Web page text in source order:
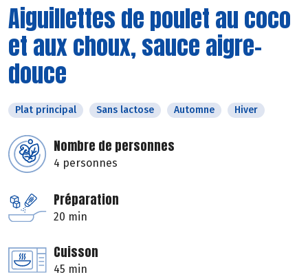
Aiguillettes de poulet au coco
et aux choux, sauce aigre-
douce
Plat principal Sans lactose Automne Hiver
Nombre de personnes
4 personnes
Préparation
20 min
Cuisson
45 min